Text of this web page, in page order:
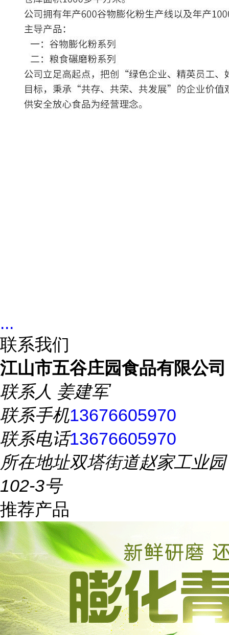
...
联系我们
江山市五谷庄园食品有限公司
联系人 姜建军
联系手机13676605970
联系电话13676605970
所在地址双塔街道赵家工业园
102-3号
推荐产品